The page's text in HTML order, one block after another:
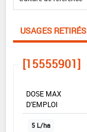
USAGES RETIRÉS
[15555901]
DOSE MAX
D'EMPLOI
5 L/ha